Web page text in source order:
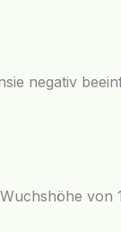
negativ